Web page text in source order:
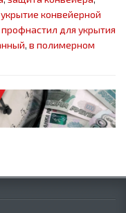
укрытие конвейерной
для укрытия
, в полимерном